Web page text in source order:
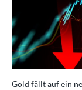
Gold fällt auf ein